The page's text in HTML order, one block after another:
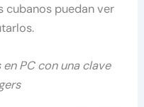
cubanos puedan ver
PC con una clave